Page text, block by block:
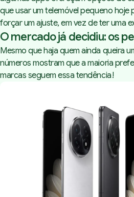
que usar um telemóvel pequeno hoje
forçar um ajuste, em vez de ter uma
O mercado já decidiu: os
Mesmo que haja quem ainda queira
números mostram que a maioria
marcas seguem essa tendência!